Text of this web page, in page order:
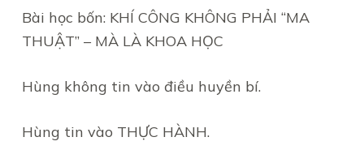
Bài học bốn: KHÍ CÔNG KHÔNG PHẢI “MA
THUẬT” – MÀ LÀ KHOA HỌC
Hùng không tin vào điều huyền bí.
Hùng tin vào THỰC HÀNH.